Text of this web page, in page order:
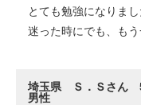
とても勉強になりま
迷った時にでも、もう
埼玉県 Ｓ．Ｓさん
男性